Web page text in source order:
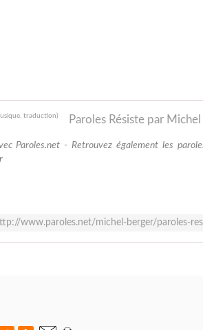
Paroles.net - Retrouvez également les
www.paroles.net/michel-berger/paroles-